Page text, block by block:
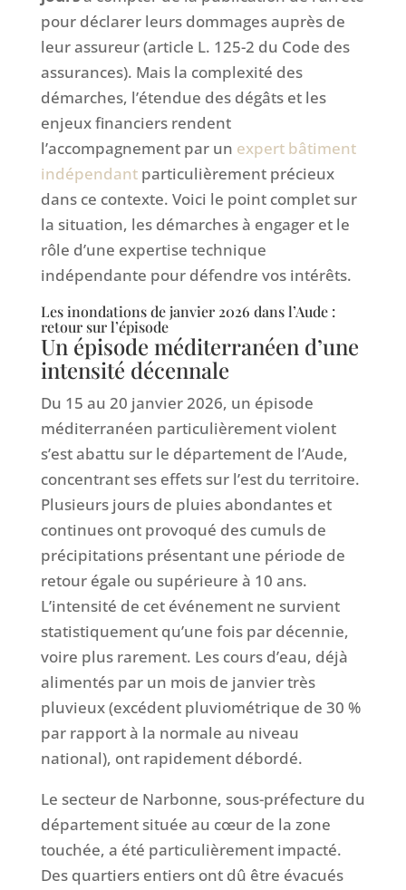
pour déclarer leurs dommages auprès de
leur assureur (article L. 125-2 du Code des
assurances). Mais la complexité des
démarches, l’étendue des dégâts et les
enjeux financiers rendent
l’accompagnement par un expert bâtiment
indépendantparticulièrement précieux
dans ce contexte. Voici le point complet sur
la situation, les démarches à engager et le
rôle d’une expertise technique
indépendante pour défendre vos intérêts.
Les inondations de janvier 2026 dans l’Aude :
retour sur l’épisode
Un épisode méditerranéen d’une
intensité décennale
Du 15 au 20 janvier 2026, un épisode
méditerranéen particulièrement violent
s’est abattu sur le département de l’Aude,
concentrant ses effets sur l’est du territoire.
Plusieurs jours de pluies abondantes et
continues ont provoqué des cumuls de
précipitations présentant une période de
retour égale ou supérieure à 10 ans.
L’intensité de cet événement ne survient
statistiquement qu’une fois par décennie,
voire plus rarement. Les cours d’eau, déjà
alimentés par un mois de janvier très
pluvieux (excédent pluviométrique de 30 %
par rapport à la normale au niveau
national), ont rapidement débordé.
Le secteur de Narbonne, sous-préfecture du
département située au cœur de la zone
touchée, a été particulièrement impacté.
Des quartiers entiers ont dû être évacués